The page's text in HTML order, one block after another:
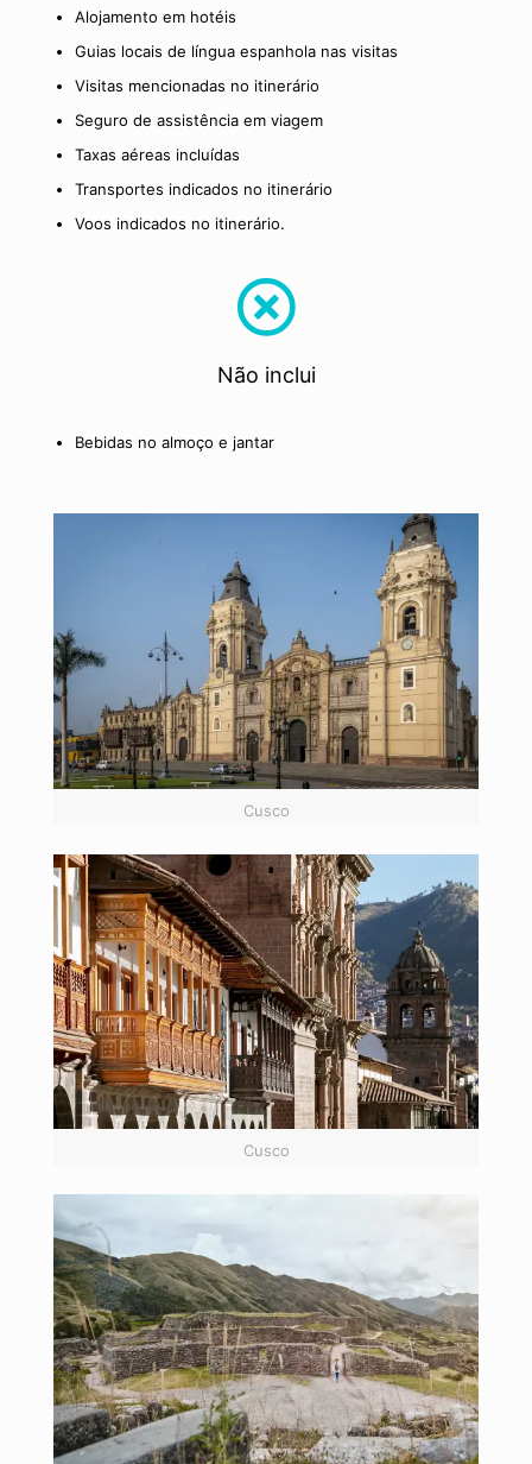
Alojamento em hotéis
Guias locais de língua espanhola nas visitas
Visitas mencionadas no itinerário
Seguro de assistência em viagem
Taxas aéreas incluídas
Transportes indicados no itinerário
Voos indicados no itinerário.
Não inclui
Bebidas no almoço e jantar
Cusco
Cusco